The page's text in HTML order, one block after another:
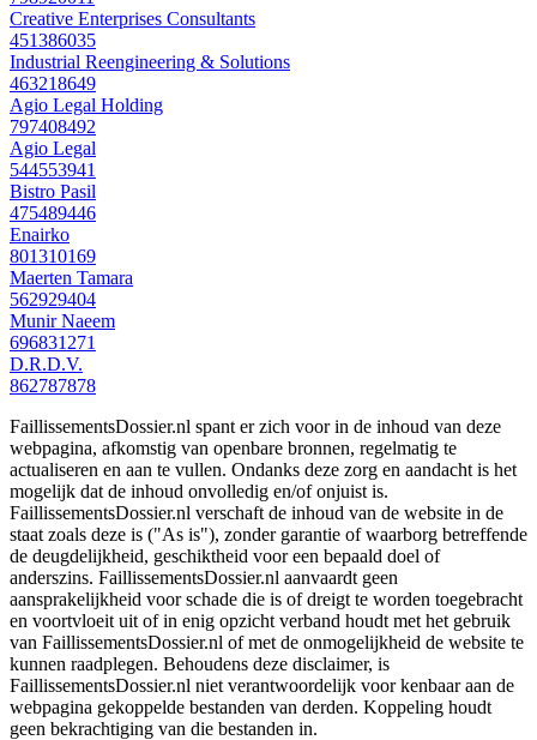
Creative Enterprises Consultants
451386035
Industrial Reengineering & Solutions
463218649
Agio Legal Holding
797408492
Agio Legal
544553941
Bistro Pasil
475489446
Enairko
801310169
Maerten Tamara
562929404
Munir Naeem
696831271
D.R.D.V.
862787878
FaillissementsDossier.nl spant er zich voor in de inhoud van deze
webpagina, afkomstig van openbare bronnen, regelmatig te
actualiseren en aan te vullen. Ondanks deze zorg en aandacht is het
mogelijk dat de inhoud onvolledig en/of onjuist is.
FaillissementsDossier.nl verschaft de inhoud van de website in de
staat zoals deze is ("As is"), zonder garantie of waarborg betreffende
de deugdelijkheid, geschiktheid voor een bepaald doel of
anderszins. FaillissementsDossier.nl aanvaardt geen
aansprakelijkheid voor schade die is of dreigt te worden toegebracht
en voortvloeit uit of in enig opzicht verband houdt met het gebruik
van FaillissementsDossier.nl of met de onmogelijkheid de website te
kunnen raadplegen. Behoudens deze disclaimer, is
FaillissementsDossier.nl niet verantwoordelijk voor kenbaar aan de
webpagina gekoppelde bestanden van derden. Koppeling houdt
geen bekrachtiging van die bestanden in.